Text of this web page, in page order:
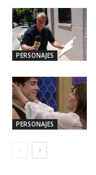
PERSONAJES
PERSONAJES